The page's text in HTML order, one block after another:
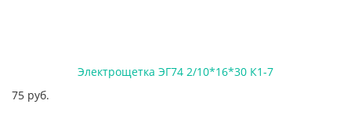
Электрощетка ЭГ74 2/10*16*30 К1-7
75 руб.